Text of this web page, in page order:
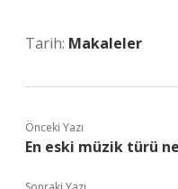
Tarih: Makaleler
Önceki Yazı
En eski müzik türü